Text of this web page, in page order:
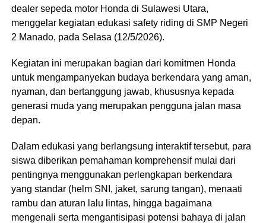
dealer sepeda motor Honda di Sulawesi Utara,
menggelar kegiatan edukasi safety riding di SMP Negeri
2 Manado, pada Selasa (12/5/2026).
Kegiatan ini merupakan bagian dari komitmen Honda
untuk mengampanyekan budaya berkendara yang aman,
nyaman, dan bertanggung jawab, khususnya kepada
generasi muda yang merupakan pengguna jalan masa
depan.
Dalam edukasi yang berlangsung interaktif tersebut, para
siswa diberikan pemahaman komprehensif mulai dari
pentingnya menggunakan perlengkapan berkendara
yang standar (helm SNI, jaket, sarung tangan), menaati
rambu dan aturan lalu lintas, hingga bagaimana
mengenali serta mengantisipasi potensi bahaya di jalan